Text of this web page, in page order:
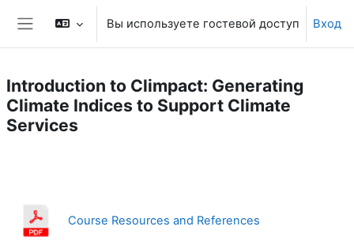
Перейти к основному содержанию
Боковая панель
Вы используете гостевой доступ Вход
Introduction to Climpact: Generating
Climate Indices to Support Climate
Services
Course Resources and References